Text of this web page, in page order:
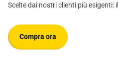
Scelte dai nostri clienti più esigenti:
Compra ora